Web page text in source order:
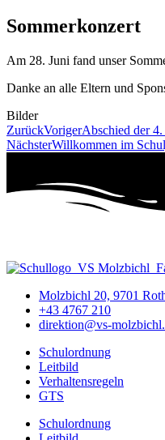
Sommerkonzert
Am 28. Juni fand unser
Danke an alle Eltern und
Bilder
ZurückVorigerAbschied der 4.
NächsterWillkommen im
Molzbichl 20, 9701
+43 4767 210
direktion@vs-
Schulordnung
Leitbild
Verhaltensregeln
GTS
Schulordnung